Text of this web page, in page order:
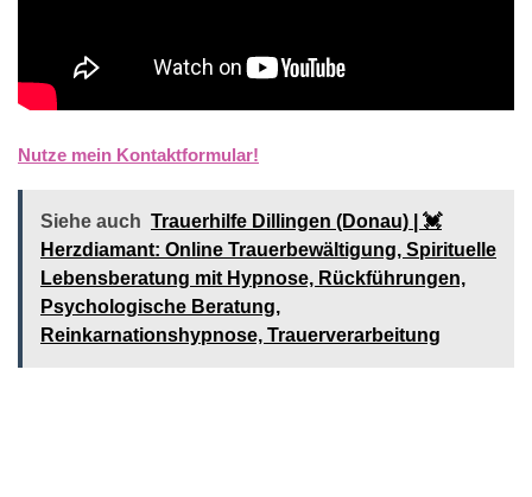
Nutze mein Kontaktformular!
Siehe auch Trauerhilfe Dillingen (Donau) | 💓️️
Herzdiamant: Online Trauerbewältigung, Spirituelle
Lebensberatung mit Hypnose, Rückführungen,
Psychologische Beratung,
Reinkarnationshypnose, Trauerverarbeitung